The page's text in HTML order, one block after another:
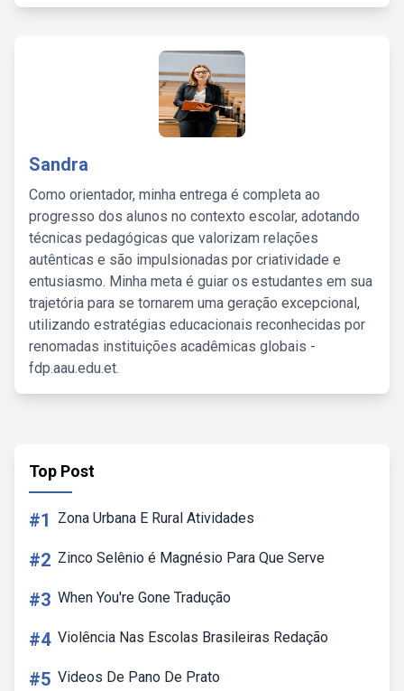
Sandra
Como orientador, minha entrega é completa ao
progresso dos alunos no contexto escolar, adotando
técnicas pedagógicas que valorizam relações
autênticas e são impulsionadas por criatividade e
entusiasmo. Minha meta é guiar os estudantes em sua
trajetória para se tornarem uma geração excepcional,
utilizando estratégias educacionais reconhecidas por
renomadas instituições acadêmicas globais -
fdp.aau.edu.et.
Top Post
#1 Zona Urbana E Rural Atividades
#2 Zinco Selênio é Magnésio Para Que Serve
#3 When You're Gone Tradução
#4 Violência Nas Escolas Brasileiras Redação
#5 Videos De Pano De Prato